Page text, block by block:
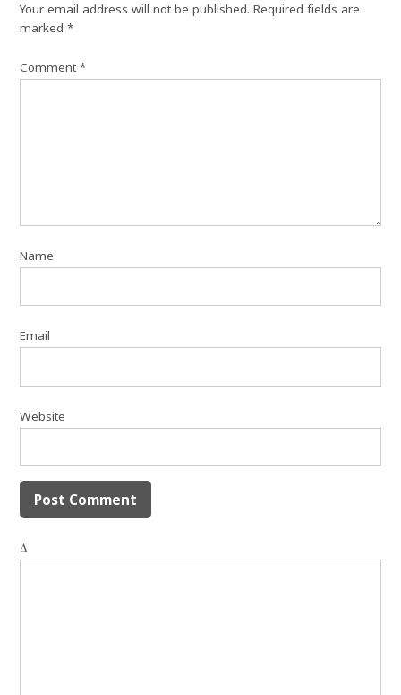
Your email address will not be published. Required fields are
marked*
Comment*
Name
Email
Website
Δ